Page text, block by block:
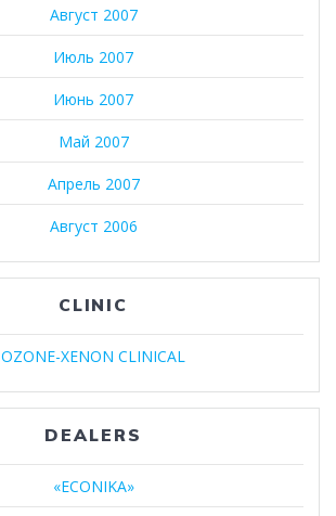
Август 2007
Июль 2007
Июнь 2007
Май 2007
Апрель 2007
Август 2006
CLINIC
OZONE-XENON CLINICAL
DEALERS
«ECONIKA»